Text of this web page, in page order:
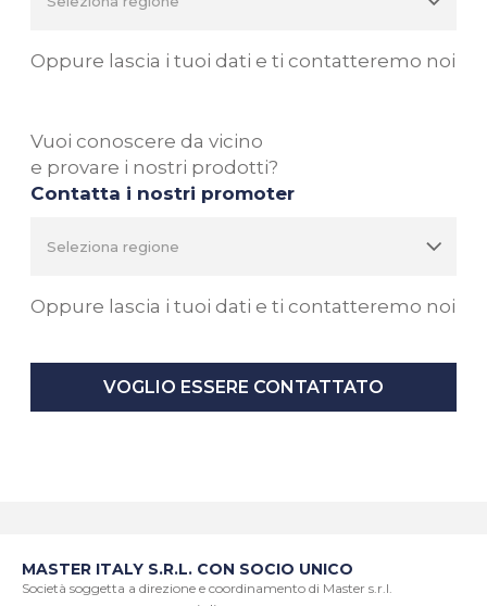
Oppure lascia i tuoi dati e ti contatteremo noi
Vuoi conoscere da vicino
e provare i nostri prodotti?
Contatta i nostri promoter
Oppure lascia i tuoi dati e ti contatteremo noi
VOGLIO ESSERE CONTATTATO
MASTER ITALY S.R.L. CON SOCIO UNICO
Società soggetta a direzione e coordinamento di Master s.r.l.